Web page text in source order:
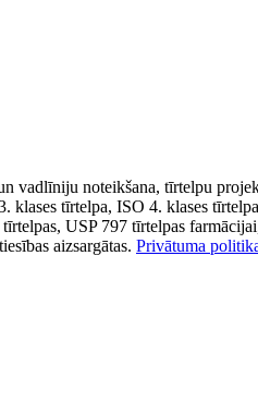
noteikšana, tīrtelpu
tīrtelpa, ISO 4. klases
USP 797 tīrtelpas
aizsargātas. Privātuma